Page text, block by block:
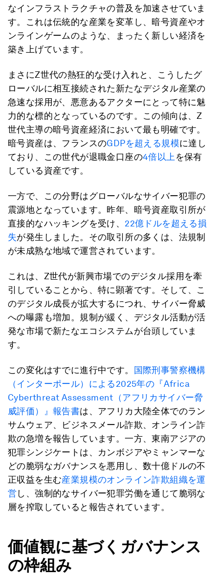
なインフラストラクチャの普及を加速させていま
す。これは伝統的な産業を変革し、暗号資産やオ
ンラインゲームのような、まったく新しい経済を
築き上げています。
まさにZ世代の熱狂的な受け入れと、こうしたグ
ローバルに相互接続された新たなデジタル産業の
急速な採用が、悪意あるアクターにとって特に魅
力的な標的となっているのです。この傾向は、Z
世代主導の暗号資産経済において最も明確です。
暗号資産は、フランスのGDPを超える規模に達し
ており、この世代が退職金口座の4倍以上 を保有
している資産です。
一方で、この分野はグローバルなサイバー犯罪の
震源地となっています。昨年、暗号資産取引所が
直接的なハッキングを受け、 22億ドルを超える損
失が発生しました。その取引所の多くは、法規制
が未成熟な地域で運営されています。
これは、Z世代が新興市場でのデジタル採用を牽
引していることから、特に顕著です。そして、こ
のデジタル成長が拡大するにつれ、サイバー脅威
への曝露も増加。規制が緩く、デジタル活動が活
発な市場で新たなエコシステムが台頭していま
す。
この変化はすでに進行中です。 国際刑事警察機構
（インターポール）による2025年の『Africa
Cyberthreat Assessment（アフリカサイバー脅
威評価）』報告書は、アフリカ大陸全体でのラン
サムウェア、ビジネスメール詐欺、オンライン詐
欺の急増を報告しています。一方、東南アジアの
犯罪シンジケートは、カンボジアやミャンマーな
どの脆弱なガバナンスを悪用し、数十億ドルの不
正収益を生む産業規模のオンライン詐欺組織を運
営 し、強制的なサイバー犯罪労働を通じて脆弱な
層を搾取していると報告されています。
価値観に基づくガバナンス
の枠組み